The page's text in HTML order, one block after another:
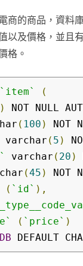
商的商品，資料
以及價格，並且
格。
`item`
(
) NOT NULL
( 100 ) NOT
varchar ( 5 )
varchar ( 20 )
(45 ) NOT
( `id` ),
( `price` )
DEFAULT